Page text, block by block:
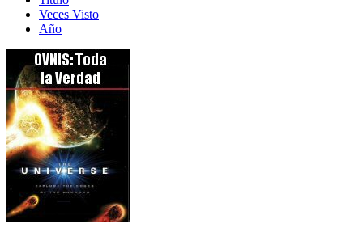
Veces Visto
Año